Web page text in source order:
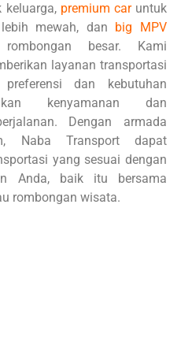
premium caruntuk
mewah, dan big MPV
besar. Kami
layanan transportasi
dan kebutuhan
kenyamanan dan
Dengan armada
Naba Transport dapat
yang sesuai dengan
Anda, baik itu bersama
rombongan wisata.